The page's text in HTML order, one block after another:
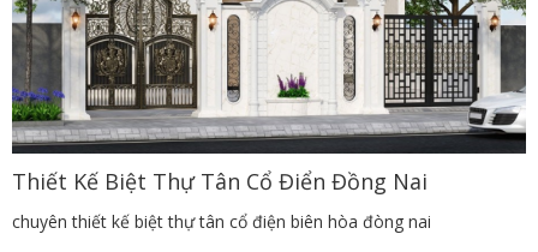
Thiết Kế Biệt Thự Tân Cổ Điển Đồng Nai
chuyên thiết kế biệt thự tân cổ điện biên hòa đòng nai